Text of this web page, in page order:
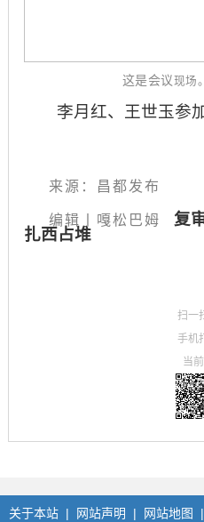
这是会议现场
李月红、王世玉参
来源：昌都发布
编辑丨 嘎松巴姆 复
扎西占堆
扫一
手机
当
关于本站 | 网站声明 | 网站地图 |